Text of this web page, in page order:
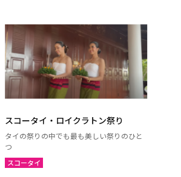
スコータイ・ロイクラトン祭り
タイの祭りの中でも最も美しい祭りのひと
つ
スコータイ